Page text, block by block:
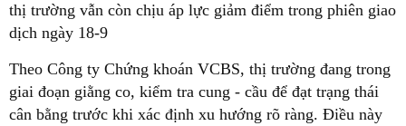
thị trường vẫn còn chịu áp lực giảm điểm trong phiên giao
dịch ngày 18-9
Theo Công ty Chứng khoán VCBS, thị trường đang trong
giai đoạn giằng co, kiểm tra cung - cầu để đạt trạng thái
cân bằng trước khi xác định xu hướng rõ ràng. Điều này